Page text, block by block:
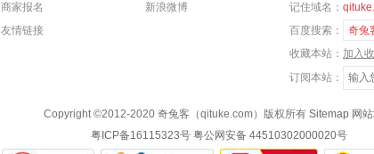
商家报名
友情链接
新浪微博 记住域名：
百度搜索：
奇兔
收藏本站： 加入
订阅本站：
Copyright ©2012-2020 奇兔客（qituke.com）版权所有 Sitemap 网
粤ICP备16115323号 粤公网安备 44510302000020号